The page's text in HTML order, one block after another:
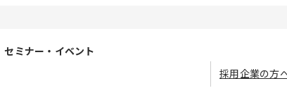
セミナー・イベント
採用企業の方